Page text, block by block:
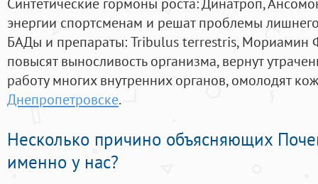
энергии спортсменам и решат проблемы
БАДы и препараты:Tribulus terrestris, Мориамин
повысят выносливость организма, вернут
работу многих внутренних органов, омолодят
Днепропетровске.
Несколько причино объясняющих
именно у нас?